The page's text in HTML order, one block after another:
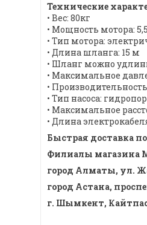
Технические
• Вес: 80кг
• Мощность мотора:
• Тип мотора:
• Длина шланга: 15 м
• Шланг можно
• Максимальное
•
• Тип насоса:
• Максимальное
• Длина
Быстрая доставка
Филиалы магазина
город Алматы, ул.
город Астана,
г. Шымкент,